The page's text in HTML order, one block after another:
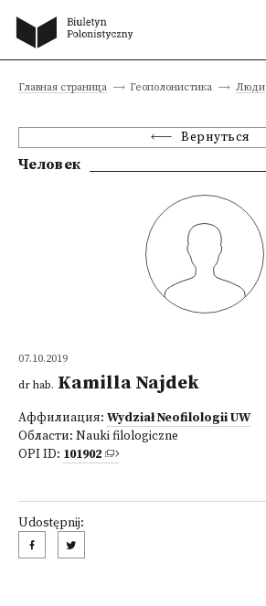
Главная страница Геополонистика Люди
Вернуться
Человек
07.10.2019
dr hab. Kamilla Najdek
Аффилиация: Wydział Neofilologii UW
Области: Nauki filologiczne
OPI ID: 101902
Udostępnij: